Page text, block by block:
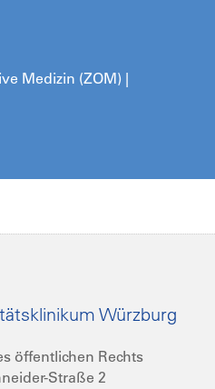
Medizin (ZOM) |
Würzburg
öffentlichen Rechts
Straße 2